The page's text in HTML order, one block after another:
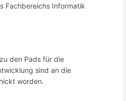
Fachbereichs Informatik
den Pads für die
sind an die
worden.